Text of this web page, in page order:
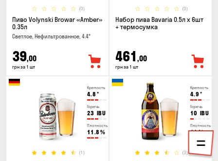
(0)
Пиво Volynski Browar «Amber»
0.35л
Светлое, Нефильтрованное, 4.4°
39,00
грн за 1 шт
(0)
Набор пива Bavaria 0.5л х 6шт
+ термосумка
461 ,00
грн за 1 шт
Крепость
4.8 °
Горечь
23 IBU
Плотность
11.8 %
(1)
Крепость
4.9 °
Горечь
10 IBU
Плотность
11%
(3)